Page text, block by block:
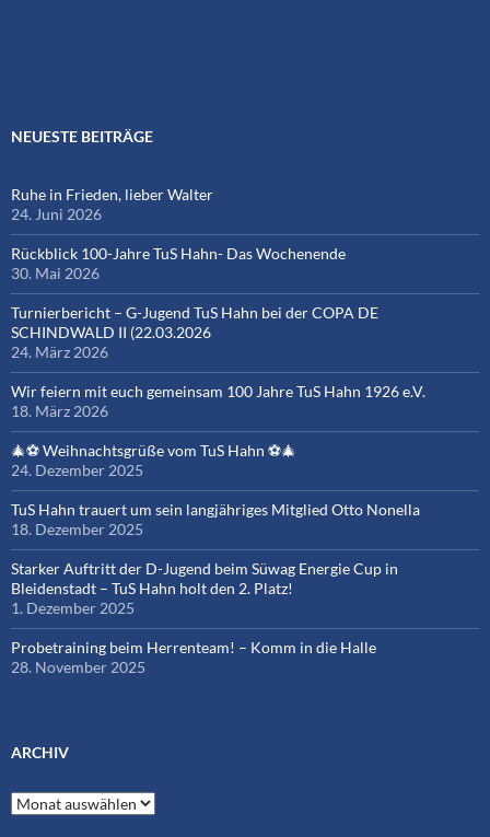
NEUESTE BEITRÄGE
Ruhe in Frieden, lieber Walter
24. Juni 2026
Rückblick 100-Jahre TuS Hahn- Das Wochenende
30. Mai 2026
Turnierbericht – G-Jugend TuS Hahn bei der COPA DE
SCHINDWALD II (22.03.2026
24. März 2026
Wir feiern mit euch gemeinsam 100 Jahre TuS Hahn 1926 e.V.
18. März 2026
🎄⚽ Weihnachtsgrüße vom TuS Hahn ⚽🎄
24. Dezember 2025
TuS Hahn trauert um sein langjähriges Mitglied Otto Nonella
18. Dezember 2025
Starker Auftritt der D-Jugend beim Süwag Energie Cup in
Bleidenstadt – TuS Hahn holt den 2. Platz!
1. Dezember 2025
Probetraining beim Herrenteam! – Komm in die Halle
28. November 2025
ARCHIV
Archiv